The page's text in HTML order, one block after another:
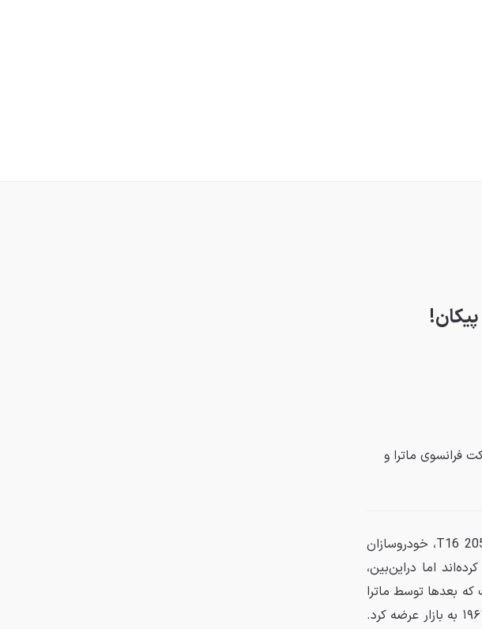
از طریق همکاری دو شرکت فرانسوی ماترا و
از شاهکارهای اولیهٔ بوگاتی گرفته تا هاچ‌بک‌های رالی مثل رنو ۵ توربو و پژو 205 T16، خودروسازان
اما دراین‌بین،
بعدها توسط ماترا
خریداری شد، اولین خودروی اسپرت موتور وسط تولید انبوه جهان را در سال ۱۹۶۲ به بازار عرضه کرد.